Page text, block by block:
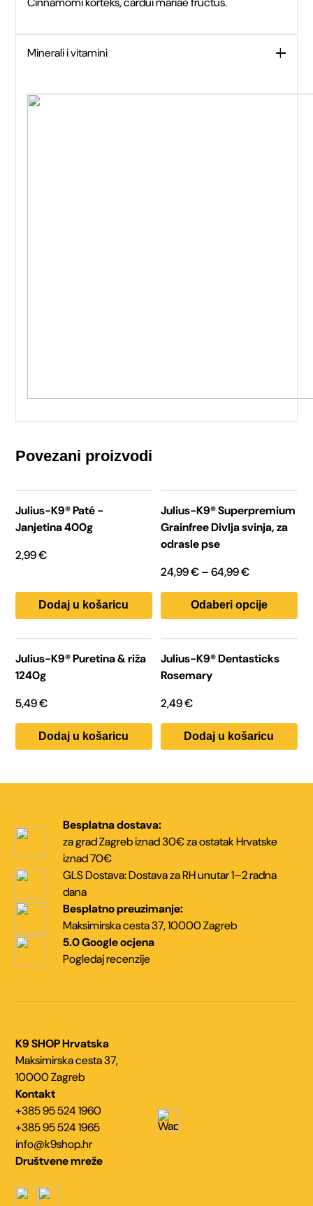
Minerali i vitamini
Povezani proizvodi
Julius-K9® Paté -
Janjetina 400g
2,99€
Dodaj u košaricu
Julius-K9® Superpremium
Grainfree Divlja svinja, za
odrasle pse
24,99€– 64,99€Raspon
od
24,99 €
do
64,99 €
Odaberi opcije
Ovaj
proizvod
ima
više
varijanti.
Opcije
mogu
na
stranici
proizvoda
Julius-K9® Puretina & riža
1240g
5,49€
Dodaj u košaricu
Julius-K9® Dentasticks
Rosemary
2,49€
Dodaj u košaricu
Besplatna dostava:
za grad Zagreb iznad 30€za ostatak Hrvatske
iznad 70€
GLS Dostava:Dostava za RH unutar1–2 radna
dana
Besplatno preuzimanje:
Maksimirska cesta 37,10000 Zagreb
5.0 Google ocjena
Pogledaj recenzije
K9 SHOP Hrvatska
Maksimirska cesta 37,
10000 Zagreb
Kontakt
+385 95 524 1960
+385 95 524 1965
info@k9shop.hr
Društvene mreže